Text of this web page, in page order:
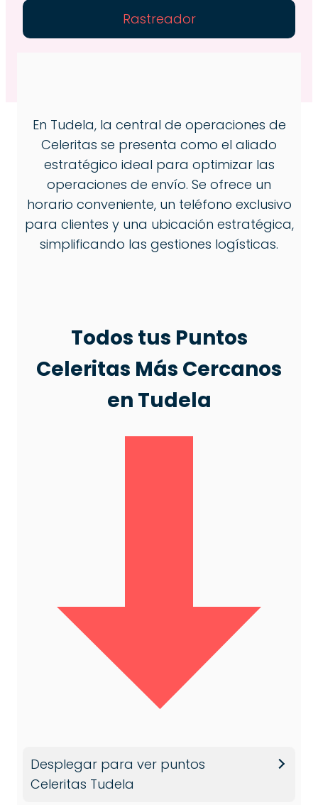
Rastreador
En Tudela, la central de operaciones de
Celeritas se presenta como el aliado
estratégico ideal para optimizar las
operaciones de envío. Se ofrece un
horario conveniente, un teléfono exclusivo
para clientes y una ubicación estratégica,
simplificando las gestiones logísticas.
Todos tus Puntos
Celeritas Más Cercanos
en Tudela
Desplegar para ver puntos
Celeritas Tudela